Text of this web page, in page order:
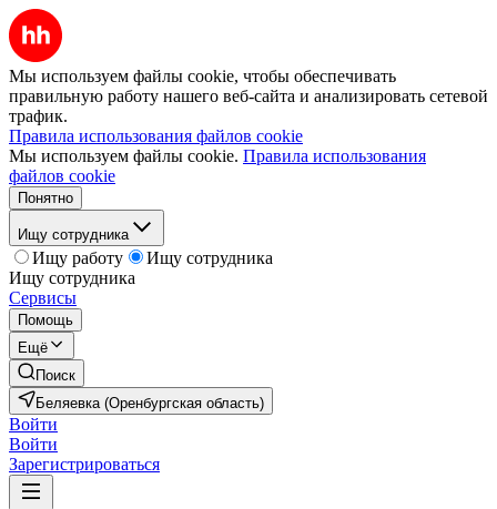
Мы используем файлы cookie, чтобы обеспечивать
правильную работу нашего веб-сайта и анализировать сетевой
трафик.
Правила использования файлов cookie
Мы используем файлы cookie. Правила использования
файлов cookie
Понятно
Ищу сотрудника
Ищу работу
Ищу сотрудника
Ищу сотрудника
Сервисы
Помощь
Ещё
Поиск
Беляевка (Оренбургская область)
Войти
Войти
Зарегистрироваться